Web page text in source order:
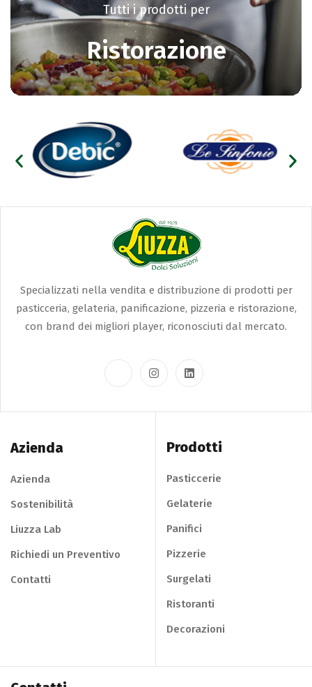
Tutti i prodotti per
Ristorazione
Specializzati nella vendita e distribuzione di prodotti per
pasticceria, gelateria, panificazione, pizzeria e ristorazione,
con brand dei migliori player, riconosciuti dal mercato.
Azienda
Azienda
Sostenibilità
Liuzza Lab
Richiedi un Preventivo
Contatti
Prodotti
Pasticcerie
Gelaterie
Panifici
Pizzerie
Surgelati
Ristoranti
Decorazioni